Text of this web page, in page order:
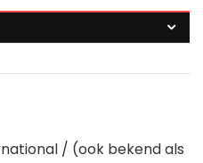
/ (ook bekend als